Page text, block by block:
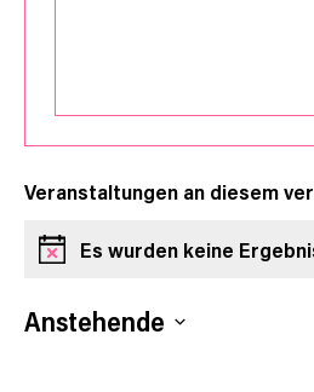
Veranstaltungen an diesem
HinweisEs wurden keine
Anstehende